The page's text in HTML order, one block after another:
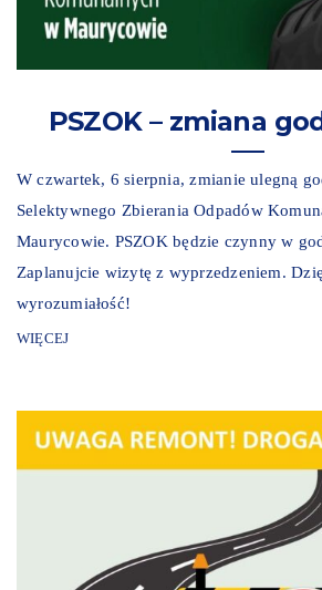
PSZOK – zmiana
W czwartek, 6 sierpnia, zmianie ulegną
Selektywnego Zbierania Odpadów
Maurycowie. PSZOK będzie czynny w
Zaplanujcie wizytę z wyprzedzeniem.
wyrozumiałość!
WIĘCEJ